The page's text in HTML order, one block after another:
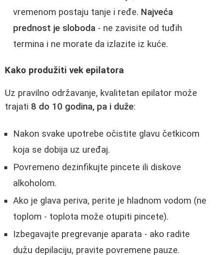
vremenom postaju tanje i ređe. Najveća
prednost je sloboda - ne zavisite od tuđih
termina i ne morate da izlazite iz kuće.
Kako produžiti vek epilatora
Uz pravilno održavanje, kvalitetan epilator može
trajati 8 do 10 godina, pa i duže:
Nakon svake upotrebe očistite glavu četkicom
koja se dobija uz uređaj.
Povremeno dezinfikujte pincete ili diskove
alkoholom.
Ako je glava periva, perite je hladnom vodom (ne
toplom - toplota može otupiti pincete).
Izbegavajte pregrevanje aparata - ako radite
dužu depilaciju, pravite povremene pauze.